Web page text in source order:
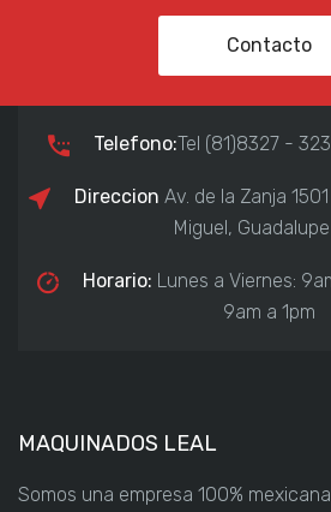
Contacto
Telefono:Tel (81)8327 -
Direccion Av. de la Zanja
Miguel, Guadalupe
Horario: Lunes a Viernes:
9am a 1pm
MAQUINADOS LEAL
Somos una empresa 100%